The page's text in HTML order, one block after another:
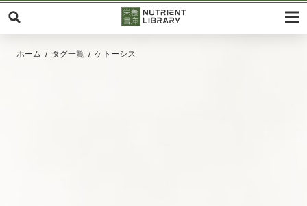
ホーム タグ一覧 ケトーシス